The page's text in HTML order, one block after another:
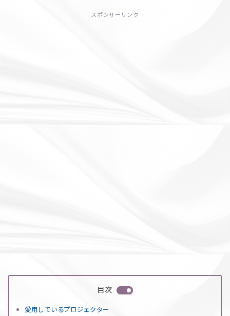
スポンサーリンク
目次
愛用しているプロジェクター